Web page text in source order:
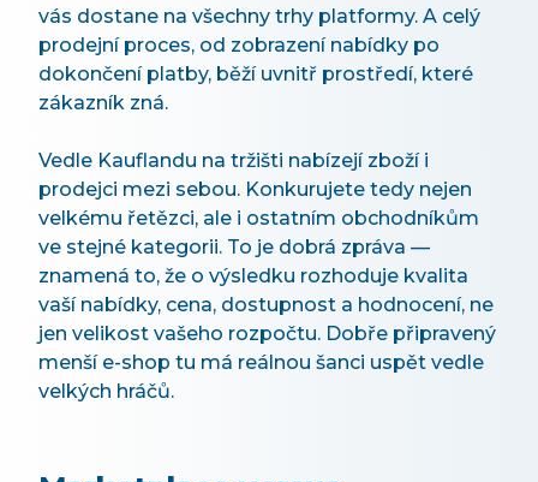
vás dostane na všechny trhy platformy. A celý
prodejní proces, od zobrazení nabídky po
dokončení platby, běží uvnitř prostředí, které
zákazník zná.
Vedle Kauflandu na tržišti nabízejí zboží i
prodejci mezi sebou. Konkurujete tedy nejen
velkému řetězci, ale i ostatním obchodníkům
ve stejné kategorii. To je dobrá zpráva —
znamená to, že o výsledku rozhoduje kvalita
vaší nabídky, cena, dostupnost a hodnocení, ne
jen velikost vašeho rozpočtu. Dobře připravený
menší e-shop tu má reálnou šanci uspět vedle
velkých hráčů.